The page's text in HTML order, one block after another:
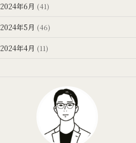
2024年6月 (41)
2024年5月 (46)
2024年4月 (11)